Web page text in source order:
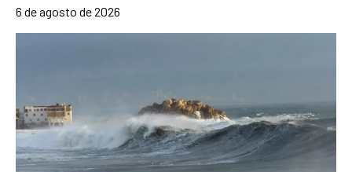
6 de agosto de 2026